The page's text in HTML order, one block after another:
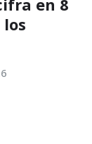
en 8